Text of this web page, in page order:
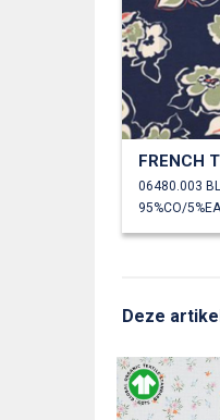
06480.003
95%CO/5%EA
Deze